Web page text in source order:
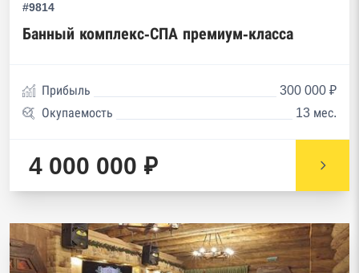
#9814
Банный комплекс-СПА премиум-класса
Прибыль
300 000 ₽
Окупаемость
13 мес.
4 000 000 ₽